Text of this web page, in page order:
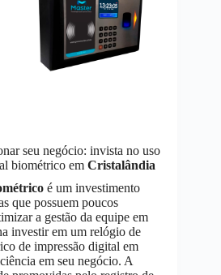
seu negócio: invista no uso
biométrico em Cristalândia
é um investimento
que possuem poucos
a gestão da equipe em
investir em um relógio de
de impressão digital em
em seu negócio. A